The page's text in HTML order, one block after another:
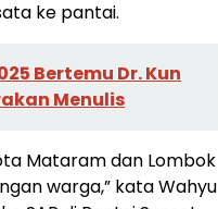
ke pantai.
Bertemu Dr. Kun
Menulis
Mataram dan Lombok
warga,” kata Wahyu